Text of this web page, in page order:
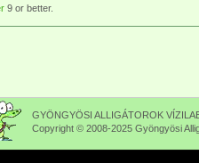
9 or better.
GYÖNGYÖSI ALLIGÁTOROK
Copyright © 2008-2025 Gyöngyösi